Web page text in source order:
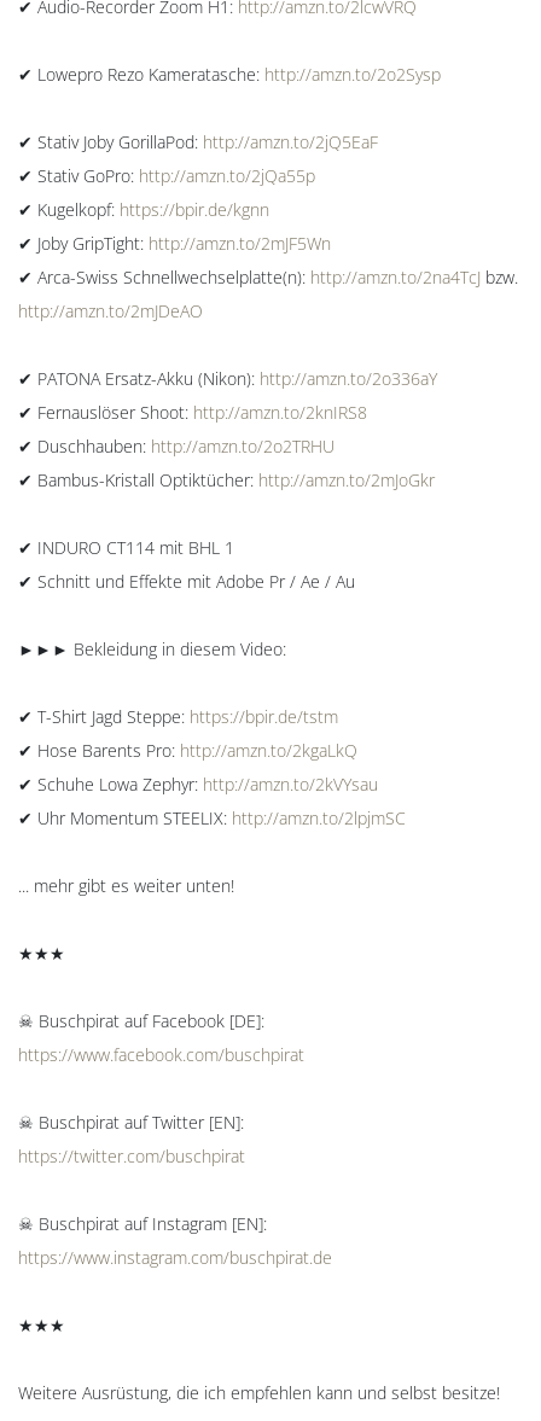
✔ Audio-Recorder Zoom H1: http://amzn.to/2lcwVRQ
✔ Lowepro Rezo Kameratasche: http://amzn.to/2o2Sysp
✔ Stativ Joby GorillaPod: http://amzn.to/2jQ5EaF
✔ Stativ GoPro: http://amzn.to/2jQa55p
✔ Kugelkopf: https://bpir.de/kgnn
✔ Joby GripTight: http://amzn.to/2mJF5Wn
✔ Arca-Swiss Schnellwechselplatte(n): http://amzn.to/2na4TcJ bzw.
http://amzn.to/2mJDeAO
✔ PATONA Ersatz-Akku (Nikon): http://amzn.to/2o336aY
✔ Fernauslöser Shoot: http://amzn.to/2knIRS8
✔ Duschhauben: http://amzn.to/2o2TRHU
✔ Bambus-Kristall Optiktücher: http://amzn.to/2mJoGkr
✔ INDURO CT114 mit BHL 1
✔ Schnitt und Effekte mit Adobe Pr / Ae / Au
►►► Bekleidung in diesem Video:
✔ T-Shirt Jagd Steppe: https://bpir.de/tstm
✔ Hose Barents Pro: http://amzn.to/2kgaLkQ
✔ Schuhe Lowa Zephyr: http://amzn.to/2kVYsau
✔ Uhr Momentum STEELIX: http://amzn.to/2lpjmSC
... mehr gibt es weiter unten!
★★★
☠ Buschpirat auf Facebook [DE]:
https://www.facebook.com/buschpirat
☠ Buschpirat auf Twitter [EN]:
https://twitter.com/buschpirat
☠ Buschpirat auf Instagram [EN]:
https://www.instagram.com/buschpirat.de
★★★
Weitere Ausrüstung, die ich empfehlen kann und selbst besitze!